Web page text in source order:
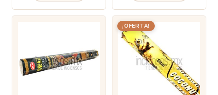
¡OFERTA!